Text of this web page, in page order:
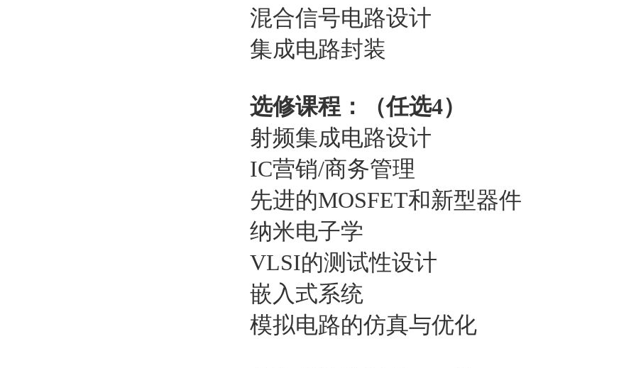
混合信号电路设计
集成电路封装
选修课程：（任选4）
射频集成电路设计
IC营销/商务管理
先进的MOSFET和新型器件
纳米电子学
VLSI的测试性设计
嵌入式系统
模拟电路的仿真与优化